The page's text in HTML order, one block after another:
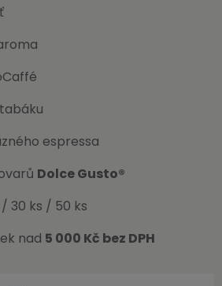
espressa
Dolce Gusto®
/ 30 ks / 50 ks
nad 5 000 Kč bez DPH